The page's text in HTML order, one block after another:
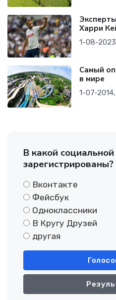
Харри
1-08-
Самый
в мире
1-07-2014,
В какой
зарегистрированы?
Вконтакте
Фейсбук
Одноклассники
В Кругу Друзей
другая